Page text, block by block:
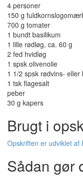
4 personer
150 g
700 g tomater
1 bundt basilikum
1 lille rødløg, ca. 60 g
2 fed hvidløg
1 spsk olivenolie
1 1/2 spsk rødvins- eller
1 tsk flagesalt
peber
30 g kapers
Brugt i
Opskriften er udviklet
Sådan gør